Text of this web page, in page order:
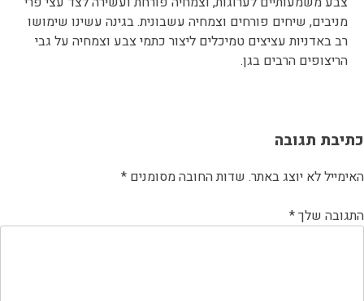
מניבים, שיחים פורחים וצמחיה עשבונית. בגינה עשינו שימושו
רב באדניות עציצים טמיכלים ליצור כתמי צבע וצמחיה על גבי
הריצופים הרבים בגן.
כתיבת תגובה
האימייל לא יוצג באתר. שדות החובה מסומנים *
התגובה שלך*